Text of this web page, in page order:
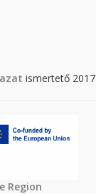
ismertető 2017
Region